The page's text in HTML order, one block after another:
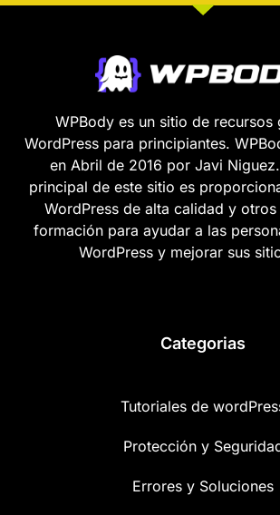
WPBody es un sitio de recursos
WordPress para principiantes.
en Abril de 2016 por Javi
principal de este sitio es
WordPress de alta calidad y
formación para ayudar a las
WordPress y mejorar sus
Categorias
Tutoriales de
Protección y
Errores y Soluciones